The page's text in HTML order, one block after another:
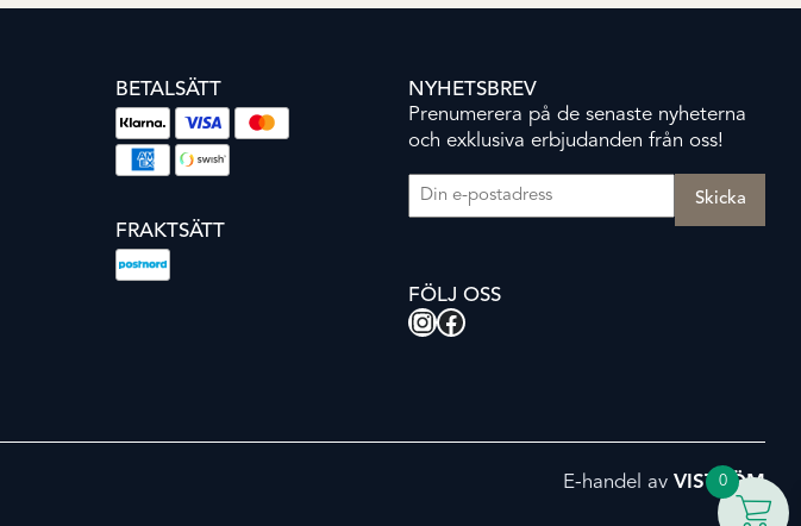
BETALSÄTT
FRAKTSÄTT
NYHETSBREV
Prenumerera på de senaste nyheterna
och exklusiva erbjudanden från oss!
E-post (Obligatoriskt)
FÖLJ OSS
Instagram
Facebook
E-handel av VISTRÖM
0